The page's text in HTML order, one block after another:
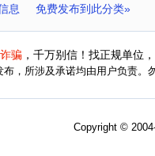
息 免费发布到此分类»
诈骗 ，千万别信！找正规单位，
，所涉及承诺均由用户负责。
Copyright ©